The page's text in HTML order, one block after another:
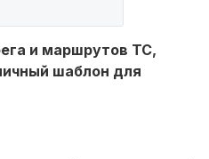
и маршрутов ТС,
шаблон для